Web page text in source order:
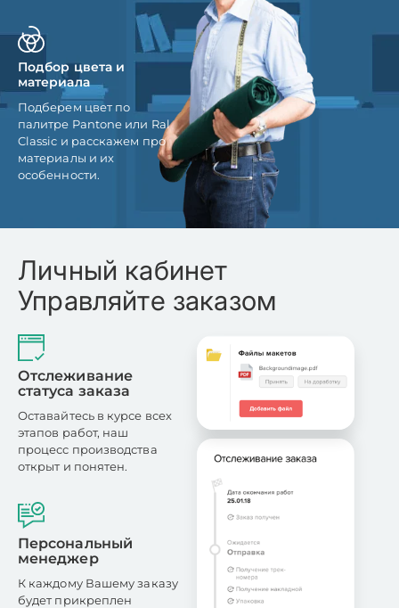
Подбор цвета и
материала
Подберем цвет по
палитре Pantone или Ral
Classic и расскажем про
материалы и их
особенности.
Личный кабинет
Управляйте заказом
Отслеживание
статуса заказа
Оставайтесь в курсе всех
этапов работ, наш
процесс производства
открыт и понятен.
Персональный
менеджер
К каждому Вашему заказу
будет прикреплен